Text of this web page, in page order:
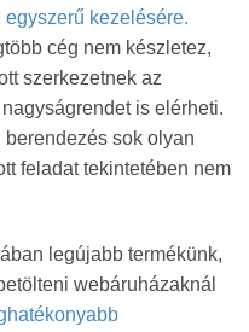
kezelésére.
cég nem készletez,
szerkezetnek az
is elérheti.
sok olyan
feladat tekintetében nem
legújabb termékünk,
webáruházaknál